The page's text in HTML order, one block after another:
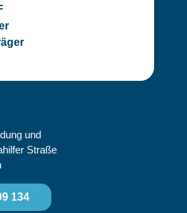
und
Straße
134